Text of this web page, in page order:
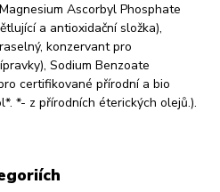
Ascorbyl Phosphate
a antioxidační složka),
konzervant pro
Sodium Benzoate
certifikované přírodní a bio
*- z přírodních éterických olejů.).